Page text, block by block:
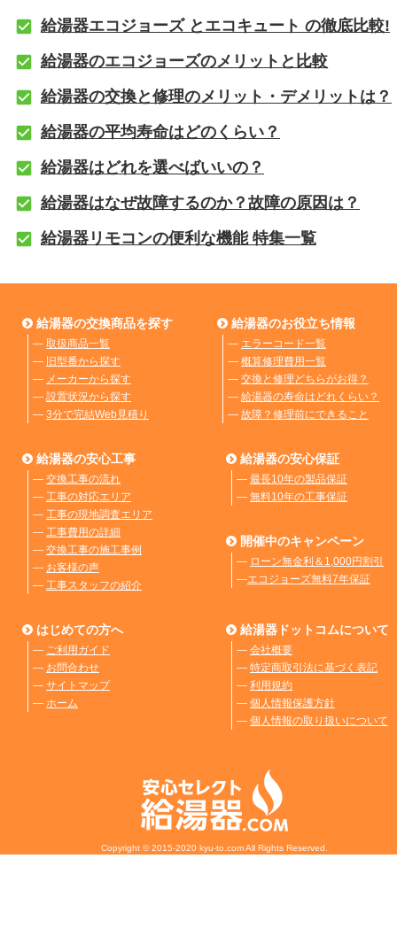
給湯器エコジョーズ とエコキュート の徹底比較!
給湯器のエコジョーズのメリットと比較
給湯器の交換と修理のメリット・デメリットは？
給湯器の平均寿命はどのくらい？
給湯器はどれを選べばいいの？
給湯器はなぜ故障するのか？故障の原因は？
給湯器リモコンの便利な機能 特集一覧
給湯器の交換商品を探す
― 取扱商品一覧
― 旧型番から探す
― メーカーから探す
― 設置状況から探す
― 3分で完結Web見積り
給湯器のお役立ち情報
― エラーコード一覧
― 概算修理費用一覧
― 交換と修理どちらがお得？
― 給湯器の寿命はどれくらい？
― 故障？修理前にできること
給湯器の安心工事
― 交換工事の流れ
― 工事の対応エリア
― 工事の現地調査エリア
― 工事費用の詳細
― 交換工事の施工事例
― お客様の声
― 工事スタッフの紹介
給湯器の安心保証
― 最長10年の製品保証
― 無料10年の工事保証
開催中のキャンペーン
― ローン無金利＆1,000円割引
―エコジョーズ無料7年保証
はじめての方へ
― ご利用ガイド
― お問合わせ
― サイトマップ
― ホーム
給湯器ドットコムについて
― 会社概要
― 特定商取引法に基づく表記
― 利用規約
― 個人情報保護方針
― 個人情報の取り扱いについて
Copyright © 2015-2020 kyu-to.com All Rights Reserved.